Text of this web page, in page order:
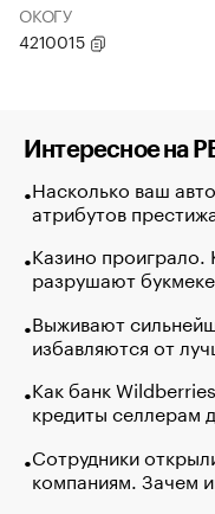
ОКОГУ
4210015
Интересное на
Насколько ваш
атрибутов
Казино
разрушают
Выживают
избавляются от
Как банк
кредиты селлерам
Сотрудники
компаниям. Зачем